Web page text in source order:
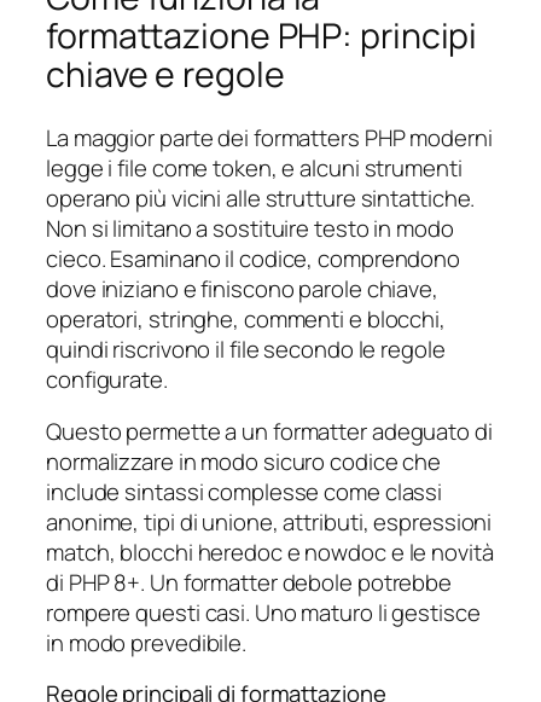
formattazione PHP: principi
chiave e regole
La maggior parte dei formatters PHP moderni
legge i file come token, e alcuni strumenti
operano più vicini alle strutture sintattiche.
Non si limitano a sostituire testo in modo
cieco. Esaminano il codice, comprendono
dove iniziano e finiscono parole chiave,
operatori, stringhe, commenti e blocchi,
quindi riscrivono il file secondo le regole
configurate.
Questo permette a un formatter adeguato di
normalizzare in modo sicuro codice che
include sintassi complesse come classi
anonime, tipi di unione, attributi, espressioni
match, blocchi heredoc e nowdoc e le novità
di PHP 8+. Un formatter debole potrebbe
rompere questi casi. Uno maturo li gestisce
in modo prevedibile.
Regole principali di formattazione